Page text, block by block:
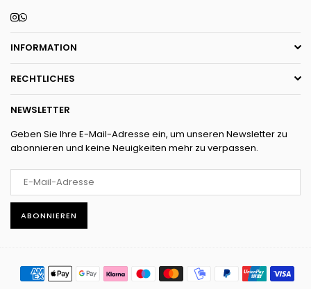
Instagram
Whatsapp
INFORMATION
RECHTLICHES
NEWSLETTER
Geben Sie Ihre E-Mail-Adresse ein, um unseren Newsletter zu
abonnieren und keine Neuigkeiten mehr zu verpassen.
ABONNIEREN